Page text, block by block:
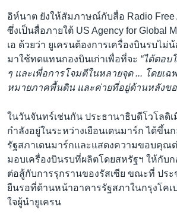
อิห์นาต ยังให้สัมภาษณ์กับสื่อ Radio Free
ซึ่งเป็นสื่อภายใต้ US Agency for Global
เอ ด้วยว่า ยูเครนต้องการเครื่องบินรบไม่
มาใช้ทดแทนกองบินเก่าเพื่อที่จะ “ได้ตอบ
ๆ และเพื่อการโจมตีในหลายจุด ... โดยเฉ
หมายภาคพื้นดิน และค่ายที่อยู่ด้านหลังขอ
ในวันจันทร์เช่นกัน ประธานาธิบดีโวโลดิเ
กำลังอยู่ในระหว่างเยือนเดนมาร์ก ได้ขึ้
รัฐสภาเดนมาร์กและแสดงความขอบคุณ
มอบเครื่องบินรบที่ผลิตโดยสหรัฐฯ ให้กับก
ต่อสู้กับการรุกรานของรัสเซีย ขณะที่ ปร
ยืนรอที่ด้านหน้าอาคารรัฐสภาในกรุงโคเ
ใจผู้นำยูเครน